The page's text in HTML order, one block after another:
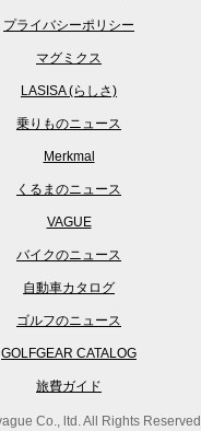
プライバシーポリシー
マグミクス
LASISA (らしさ)
乗りものニュース
Merkmal
くるまのニュース
VAGUE
バイクのニュース
自動車カタログ
ゴルフのニュース
GOLFGEAR CATALOG
旅費ガイド
Co., ltd. All Rights Reserved.